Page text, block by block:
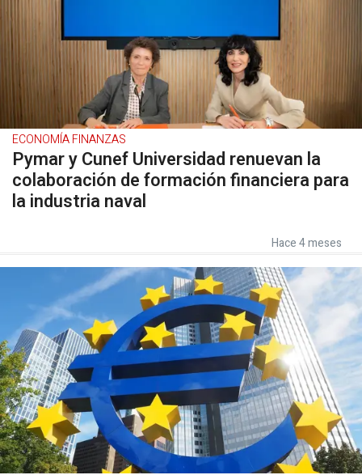
ECONOMÍA FINANZAS
Pymar y Cunef Universidad renuevan la
colaboración de formación financiera para
la industria naval
Hace 4 meses